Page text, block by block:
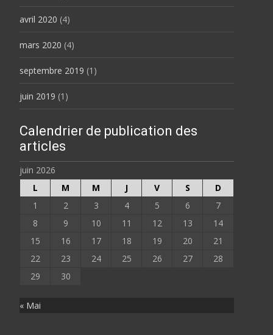
avril 2020 (4)
mars 2020 (4)
septembre 2019 (1)
juin 2019 (1)
Calendrier de publication des
articles
juin 2026
L
M M J V S
D
1
2 3 4 5 6
7
8
9 10 11 12 13
14
15
16 17 18 19 20
21
22
23 24 25 26 27
28
29
30
« Mai